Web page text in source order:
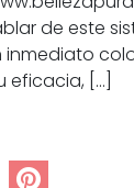
de este
inmediato
eficacia, […]